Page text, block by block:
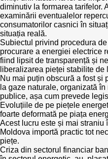
Organigrama IDIS
Anunțuri
Consiliul consulativ
Proces democratic
Agenda Națională de
Puterea hibridă
15 minute de realism
Trend Hunter
Buletin EU-STRAT
Aplică la BUNELE
diminutiv la formarea tarifelor.
examinării eventualelor
consumatorilor casnici în
situația reală.
Subiectul privind procedura
procurare a energiei electrice
fiind lipsit de transparență și
liberalizarea pieței stabilite
Nu mai puțin obscură a fost și
la gaze naturale, organizată
publice, așa cum prevede
Evoluțiile de pe piețele
foarte deformată pe piața
Acest lucru este și mai
Moldova importă practic tot
piețe.
Criza din sectorul financiar